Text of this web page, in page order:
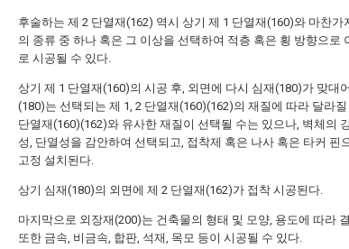
후술하는 제 2 단열재(162) 역시 상기 제 1 단열재(160)와 마찬가
의 종류 중 하나 혹은 그 이상을 선택하여 적층 혹은 횡 방향으로
로 시공될 수 있다.
상기 제 1 단열재(160)의 시공 후, 외면에 다시 심재(180)가 맞대
(180)는 선택되는 제 1, 2 단열재(160)(162)의 재질에 따라 달라
단열재(160)(162)와 유사한 재질이 선택될 수는 있으나, 벽체의
성, 단열성을 감안하여 선택되고, 접착제 혹은 나사 혹은 타커 핀
고정 설치된다.
상기 심재(180)의 외면에 제 2 단열재(162)가 접착 시공된다.
마지막으로 외장재(200)는 건축물의 형태 및 모양, 용도에 따라
또한 금속, 비금속, 합판, 석재, 목모 등이 시공될 수 있다.